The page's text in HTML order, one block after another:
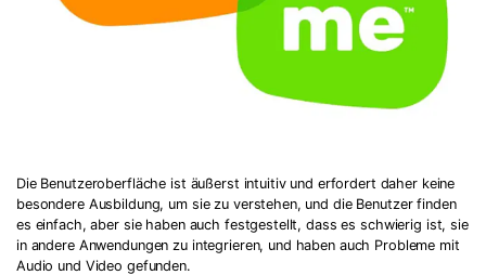
Die Benutzeroberfläche ist äußerst intuitiv und erfordert daher keine
besondere Ausbildung, um sie zu verstehen, und die Benutzer finden
es einfach, aber sie haben auch festgestellt, dass es schwierig ist, sie
in andere Anwendungen zu integrieren, und haben auch Probleme mit
Audio und Video gefunden.